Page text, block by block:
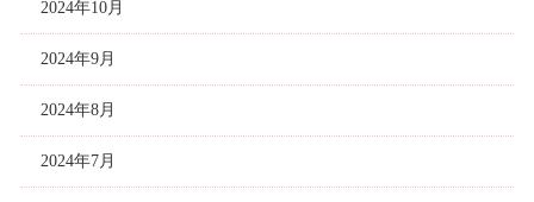
2024年10月
2024年9月
2024年8月
2024年7月